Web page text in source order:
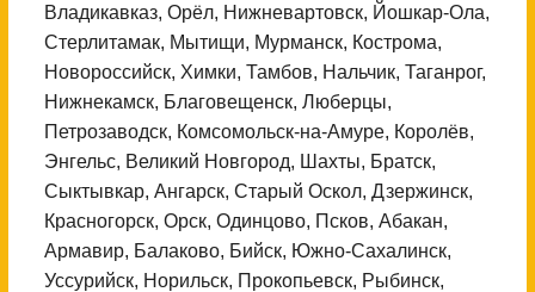
Владикавказ, Орёл, Нижневартовск, Йошкар-Ола,
Стерлитамак, Мытищи, Мурманск, Кострома,
Новороссийск, Химки, Тамбов, Нальчик, Таганрог,
Нижнекамск, Благовещенск, Люберцы,
Петрозаводск, Комсомольск-на-Амуре, Королёв,
Энгельс, Великий Новгород, Шахты, Братск,
Сыктывкар, Ангарск, Старый Оскол, Дзержинск,
Красногорск, Орск, Одинцово, Псков, Абакан,
Армавир, Балаково, Бийск, Южно-Сахалинск,
Уссурийск, Норильск, Прокопьевск, Рыбинск,